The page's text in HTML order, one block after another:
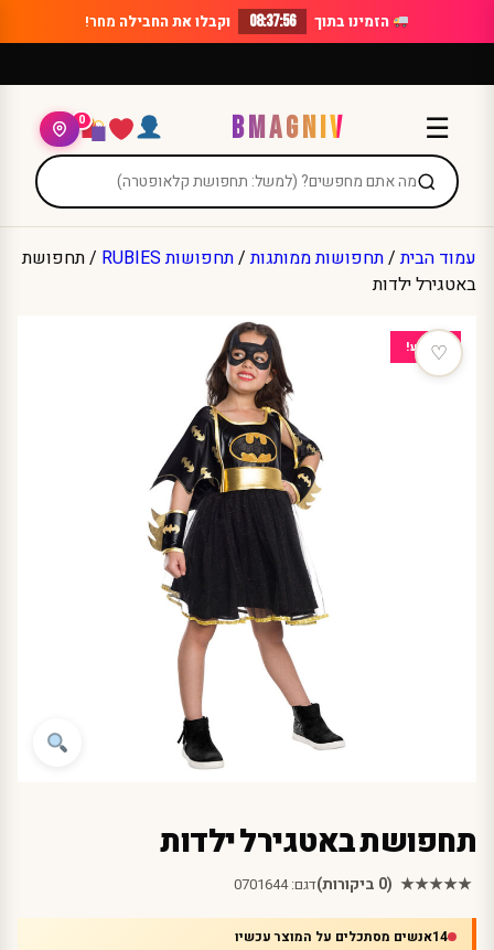
to
הזמינו בתוך 08:37:56 וקבלו את החבילה מחר!
☰
BMAGNIV
0
עמוד הבית/תחפושות ממותגות/תחפושות RUBIES
/ תחפושת
באטגירל ילדות
מבצע!
תחפושת באטגירל ילדות
♡
★★★★★ (0 ביקורות) דגם:0701644
14אנשים מסתכלים על המוצר עכשיו